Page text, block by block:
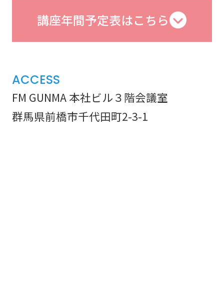
講座年間予定表はこちら
ACCESS
FM GUNMA 本社ビル３階会議室
群馬県前橋市千代田町2-3-1